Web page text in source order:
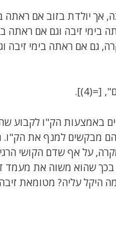
אך יולדת בזוב אם ראתה
זיבה וגם אם ראתה
גם אם ראתה בימי זיבה
[=(4)].
באמצעות הק"ו לקבוע
הם מבקשים למנף את הק"ו.
על אף שדם הקושי
בכך שהוא משוה את מעמד
היקל עליה? מטומאת